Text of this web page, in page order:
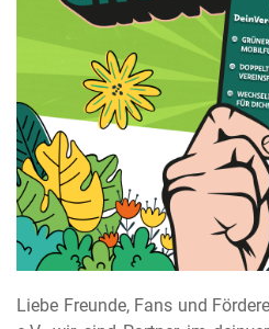
Liebe Freunde, Fans und